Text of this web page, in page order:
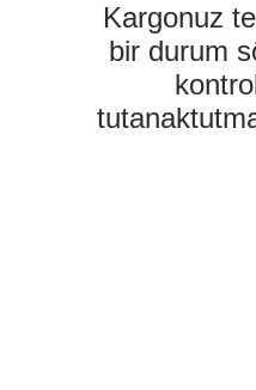
Kargonuz
bir durum